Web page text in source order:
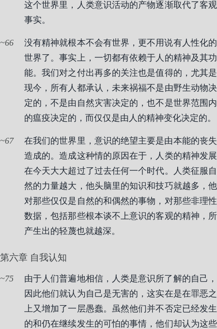
这个世界里，人类意识活动的产物逐渐取代了客观
事实。
66
没有精神就根本不会有世界，更不用说有人性化的
世界了。事实上，一切都有依赖于人的精神及其功
能。我们对之付出再多的关注也是值得的，尤其是
现今，所有人都承认，未来祸福不是由野生动物决
定的，不是由自然灾害决定的，也不是世界范围内
的瘟疫决定的，而仅仅是由人的精神变化决定的。
67
在我们的世界里，意识的绝望主要是由本能的丧失
造成的。造成这种情的原因在于，人类的精神发展
在今天大大超过了过去任何一个时代。人类征服自
然的力量越大，他头脑里的知识和技巧就越多，他
对那些仅仅是自然的和偶然的事物，对那些非理性
数据，包括那些根本谈不上意识的客观的精神，所
产生出的轻蔑也就越深。
第六章 自我认知
75
由于人们普遍地相信，人类是意识所了解的自己，
因此他们就认为自己是无害的，这实在是在罪恶之
上又增加了一层愚蠢。虽然他们并不否定已经发生
的和仍在继续发生的可怕的事情，他们却认为这些